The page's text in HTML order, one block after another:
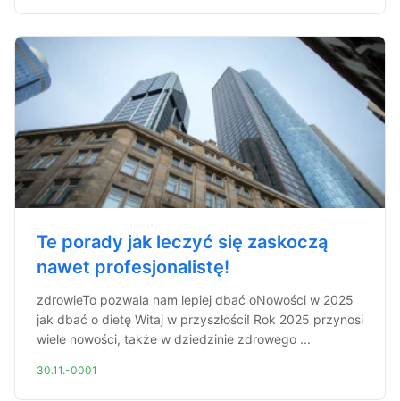
Te porady jak leczyć się zaskoczą
nawet profesjonalistę!
zdrowieTo pozwala nam lepiej dbać oNowości w 2025
jak dbać o dietę Witaj w przyszłości! Rok 2025 przynosi
wiele nowości, także w dziedzinie zdrowego ...
30.11.-0001